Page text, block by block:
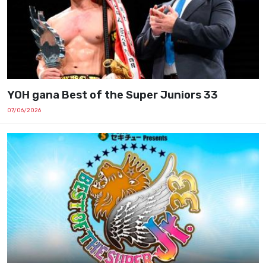
YOH gana Best of the Super Juniors 33
07/06/2026